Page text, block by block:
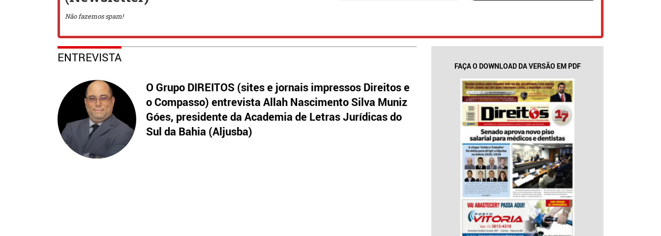
ENTREVISTA
O Grupo DIREITOS (sites e jornais impressos Direitos e
o Compasso) entrevista Allah Nascimento Silva Muniz
Góes, presidente da Academia de Letras Jurídicas do
Sul da Bahia (Aljusba)
FAÇA O DOWNLOAD DA VERSÃO EM PDF